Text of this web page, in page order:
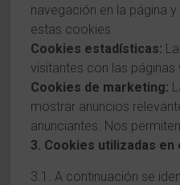
navegación en la página
estas cookies.
Cookies estadísticas:
visitantes con las
Cookies de marketing:
mostrar anuncios
anunciantes. Nos
3. Cookies utilizadas en
3.1. A continuación se